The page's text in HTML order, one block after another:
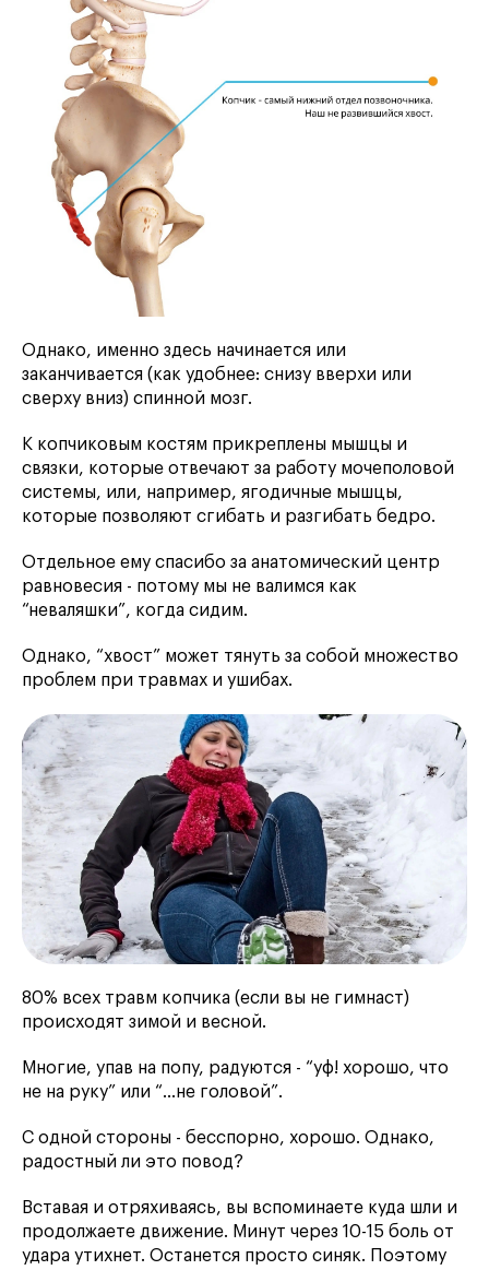
Однако, именно здесь начинается или
заканчивается (как удобнее: снизу вверхи или
сверху вниз) спинной мозг.
К копчиковым костям прикреплены мышцы и
связки, которые отвечают за работу мочеполовой
системы, или, например, ягодичные мышцы,
которые позволяют сгибать и разгибать бедро.
Отдельное ему спасибо за анатомический центр
равновесия - потому мы не валимся как
“неваляшки”, когда сидим.
Однако, “хвост” может тянуть за собой множество
проблем при травмах и ушибах.
80% всех травм копчика (если вы не гимнаст)
происходят зимой и весной.
Многие, упав на попу, радуются - “уф! хорошо, что
не на руку” или “...не головой”.
С одной стороны - бесспорно, хорошо. Однако,
радостный ли это повод?
Вставая и отряхиваясь, вы вспоминаете куда шли и
продолжаете движение. Минут через 10-15 боль от
удара утихнет. Останется просто синяк. Поэтому